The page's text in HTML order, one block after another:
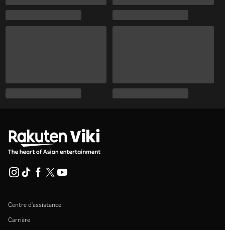
Centre d'assistance
Carrière